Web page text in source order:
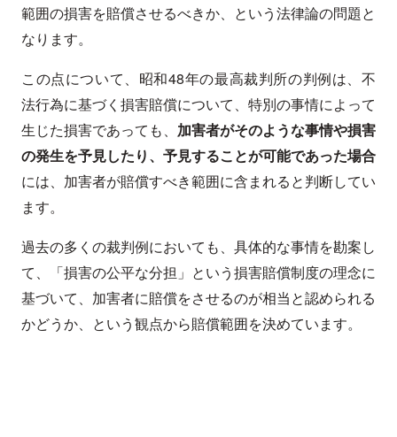
範囲の損害を賠償させるべきか、という法律論の問題と
なります。
この点について、昭和48年の最高裁判所の判例は、不
法行為に基づく損害賠償について、特別の事情によって
生じた損害であっても、 加害者がそのような事情や損害
の発生を予見したり、予見することが可能であった場合
には、加害者が賠償すべき範囲に含まれると判断してい
ます。
過去の多くの裁判例においても、具体的な事情を勘案し
て、「損害の公平な分担」という損害賠償制度の理念に
基づいて、加害者に賠償をさせるのが相当と認められる
かどうか、という観点から賠償範囲を決めています。